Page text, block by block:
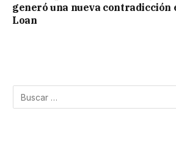
generó una nueva contradicción
Loan